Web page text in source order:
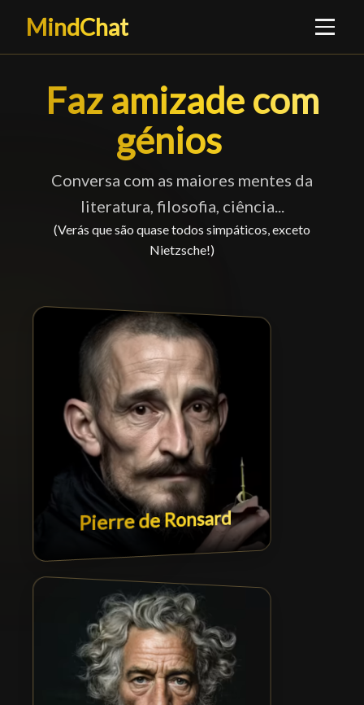
MindChat
Faz amizade com
Faz amizade com
génios
Conversa com as maiores mentes da
literatura, filosofia, ciência...
(Verás que são quase todos simpáticos, exceto
Nietzsche!)
Pierre de Ronsard